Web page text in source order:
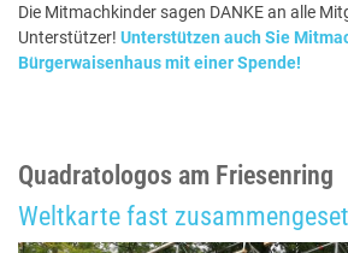
Die Mitmachkinder sagen DANKE an alle
Unterstützer! Unterstützen auch Sie
Bürgerwaisenhaus mit einer Spende!
Quadratologos am Friesenring
Weltkarte fast